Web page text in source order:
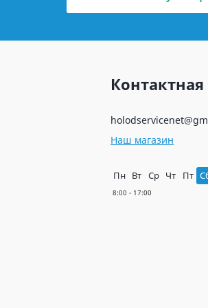
Наш магазин
Пн Вт Ср Чт Пт